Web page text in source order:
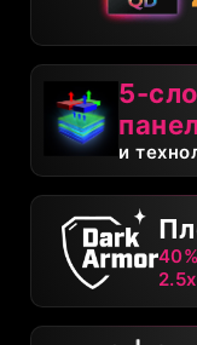
5-
и
40%
2.5x